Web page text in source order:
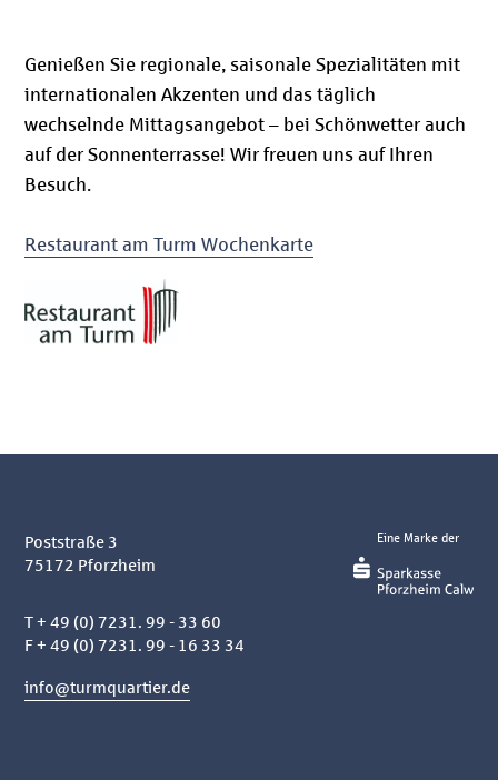
Genießen Sie regionale, saisonale Spe­­zia­li­täten mit
internationalen Akzenten und das täglich
wechselnde Mittagsangebot – bei Schönwetter auch
auf der So­nnen­terrasse! Wir freuen uns auf Ihren
Besuch.
Restaurant am Turm Wochenkarte
Poststraße 3
75172 Pforzheim
T+ 49 (0) 7231. 99 - 33 60
F + 49 (0) 7231. 99 - 16 33 34
info@turmquartier.de
Eine Marke der